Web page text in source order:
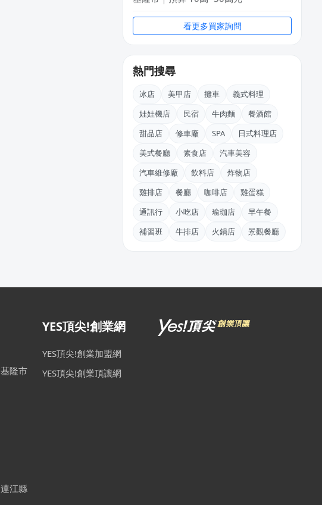
江X珮
台中市｜預算 10萬元以下
高雄市｜預算 10萬元以下
邱X恩
桃園市｜預算 10萬~30萬元
許X昌
台中市｜預算 10萬元以下
BXch
台北市｜預算 10萬元以下
看更多買家詢問
熱門搜尋
冰店 美甲店 攤車
義式料理
娃娃機店
民宿 牛肉麵
餐酒館
甜品店
修車廠 SPA
日式料理店
美式餐廳
素食店
汽車美容
汽車維修廠
飲料店
炸物店
雞排店
餐廳 咖啡店
雞蛋糕
通訊行
小吃店 瑜珈店
早午餐
補習班
牛排店 火鍋店 景觀餐廳
基隆市
連江縣
YES頂尖!創業網
YES頂尖!創業加盟網
YES頂尖!創業頂讓網